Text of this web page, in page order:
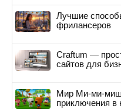
Лучшие
фрилансеров
Craftum —
сайтов для
Мир Ми-ми-
приключения в